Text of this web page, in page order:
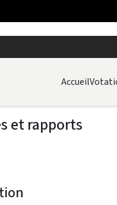
principal
Accueil
et rapports